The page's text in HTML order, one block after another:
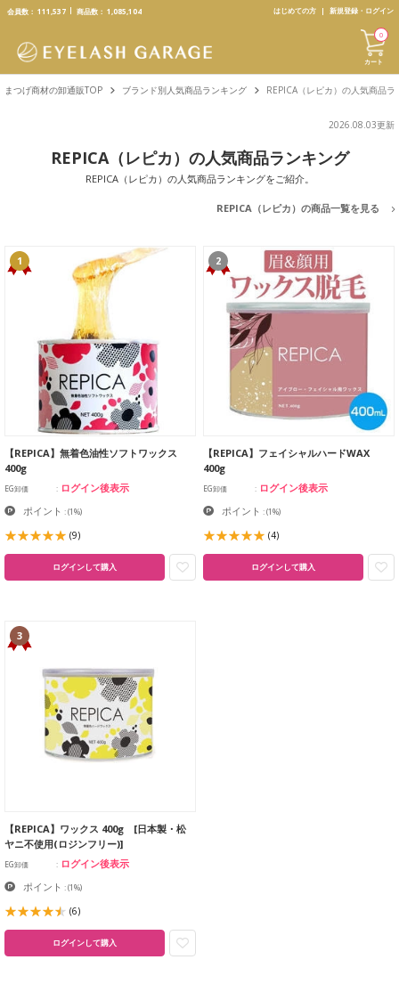
text.skipToContent
text.skipToNavigation
会員数： 111,537 商品数： 1,085,104 はじめての方 新規登録・ログイン
カート
0
まつげ商材の卸通販TOP ブランド別人気商品ランキング REPICA（レピカ）の人気商品ラ
2026.08.03更新
REPICA（レピカ）の人気商品ランキング
REPICA（レピカ）の人気商品ランキングをご紹介。
REPICA（レピカ）の商品一覧を見る
1
【REPICA】無着色油性ソフトワックス
400g
EG卸価 ログイン後表示
ポイント :(1%)
(9)
ログインして購入
2
【REPICA】フェイシャルハードWAX
400g
EG卸価 ログイン後表示
ポイント :(1%)
(4)
ログインして購入
3
【REPICA】ワックス 400g [日本製・松
ヤニ不使用(ロジンフリー)]
EG卸価 ログイン後表示
ポイント :(1%)
(6)
ログインして購入